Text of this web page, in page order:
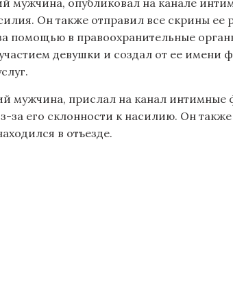
мужчина, опубликовал на канале
Он также отправил все скрины ее
помощью в правоохранительные
девушки и создал от ее имени
мужчина, прислал на канал интимные
за его склонности к насилию. Он
в отъезде.